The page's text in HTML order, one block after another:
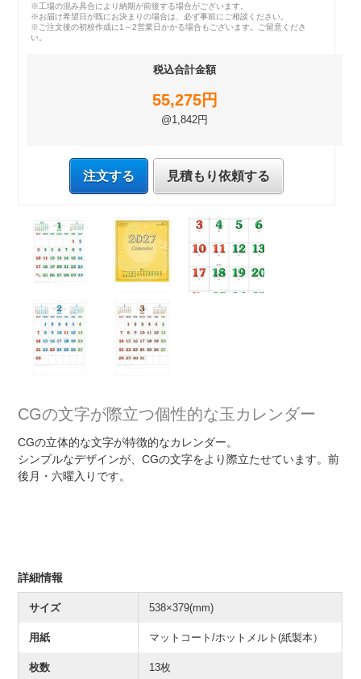
※工場の混み具合により納期が前後する場合がございます。
※お届け希望日が既にお決まりの場合は、必ず事前にご相談ください。
※ご注文後の初校作成に1～2営業日かかる場合もございます。ご留意くださ
い。
税込合計金額
55,275円
@1,842円
注文する 見積もり依頼する
CGの文字が際立つ個性的な玉カレンダー
CGの立体的な文字が特徴的なカレンダー。
シンプルなデザインが、CGの文字をより際立たせています。前
後月・六曜入りです。
詳細情報
サイズ 538×379(mm)
用紙 マットコート/ホットメルト(紙製本）
枚数 13枚